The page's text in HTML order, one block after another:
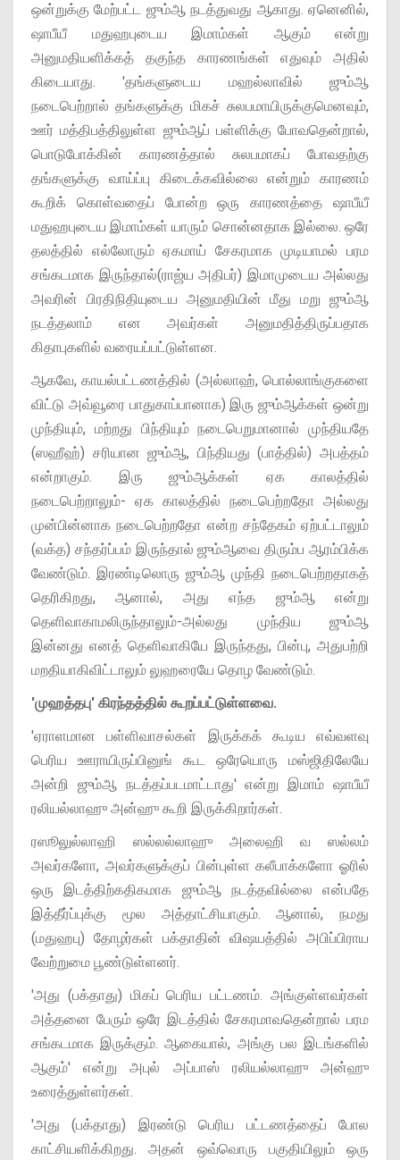
ஒன்றுக்கு மேற்பட்ட ஜும்ஆ நடத்துவது ஆகாது. ஏனெனில்,
ஷாபீயீ மதுஹபுடைய இமாம்கள் ஆகும் என்று
அனுமதியளிக்கத் தகுந்த காரணங்கள் எதுவும் அதில்
கிடையாது. 'தங்களுடைய மஹல்லாவில் ஜும்ஆ
நடைபெற்றால் தங்களுக்கு மிகச் சுலபமாயிருக்குமெனவும்,
ஊர் மத்திபத்திலுள்ள ஜும்ஆப் பள்ளிக்கு போவதென்றால்,
பொடுபோக்கின் காரணத்தால் சுலபமாகப் போவதற்கு
தங்களுக்கு வாய்ப்பு கிடைக்கவில்லை என்றும் காரணம்
கூறிக் கொள்வதைப் போன்ற ஒரு காரணத்தை ஷாபீயீ
மதுஹபுடைய இமாம்கள் யாரும் சொன்னதாக இல்லை. ஒரே
தலத்தில் எல்லோரும் ஏகமாய் சேகரமாக முடியாமல் பரம
சங்கடமாக இருந்தால்(ராஜ்ய அதிபர்) இமாமுடைய அல்லது
அவரின் பிரதிநிதியுடைய அனுமதியின் மீது மறு ஜும்ஆ
நடத்தலாம் என அவர்கள் அனுமதித்திருப்பதாக
கிதாபுகளில் வரையப்பட்டுள்ளன.
ஆகவே, காயல்பட்டணத்தில் (அல்லாஹ், பொல்லாங்குகளை
விட்டு அவ்வூரை பாதுகாப்பானாக) இரு ஜும்ஆக்கள் ஒன்று
முந்தியும், மற்றது பிந்தியும் நடைபெறுமானால் முந்தியதே
(ஸஹீஹ்) சரியான ஜும்ஆ, பிந்தியது (பாத்தில்) அபத்தம்
என்றாகும். இரு ஜும்ஆக்கள் ஏக காலத்தில்
நடைபெற்றாலும்- ஏக காலத்தில் நடைபெற்றதோ அல்லது
முன்பின்னாக நடைபெற்றதோ என்ற சந்தேகம் ஏற்பட்டாலும்
(வக்த) சந்தர்ப்பம் இருந்தால் ஜும்ஆவை திரும்ப ஆரம்பிக்க
வேண்டும். இரண்டிலொரு ஜும்ஆ முந்தி நடைபெற்றதாகத்
தெரிகிறது, ஆனால், அது எந்த ஜும்ஆ என்று
தெளிவாகாமலிருந்தாலும்-அல்லது முந்திய ஜும்ஆ
இன்னது எனத் தெளிவாகியே இருந்தது, பின்பு, அதுபற்றி
மறதியாகிவிட்டாலும் லுஹரையே தொழ வேண்டும்.
'முஹத்தபு' கிரந்தத்தில் கூறப்பட்டுள்ளவை.
'ஏராளமான பள்ளிவாசல்கள் இருக்கக் கூடிய எவ்வளவு
பெரிய ஊராயிருப்பினுங் கூட ஒரேயொரு மஸ்ஜிதிலேயே
அன்றி ஜும்ஆ நடத்தப்படமாட்டாது' என்று இமாம் ஷாபீயீ
ரலியல்லாஹு அன்ஹு கூறி இருக்கிறார்கள்.
ரஸூலுல்லாஹி ஸல்லல்லாஹு அலைஹி வ ஸல்லம்
அவர்களோ, அவர்களுக்குப் பின்புள்ள கலீபாக்களோ ஓரில்
ஒரு இடத்திற்கதிகமாக ஜும்ஆ நடத்தவில்லை என்பதே
இத்தீர்ப்புக்கு மூல அத்தாட்சியாகும். ஆனால், நமது
(மதுஹபு) தோழர்கள் பக்தாதின் விஷயத்தில் அபிப்பிராய
வேற்றுமை பூண்டுள்ளனர்.
'அது (பக்தாது) மிகப் பெரிய பட்டணம். அங்குள்ளவர்கள்
அத்தனை பேரும் ஒரே இடத்தில் சேகரமாவதென்றால் பரம
சங்கடமாக இருக்கும். ஆகையால், அங்கு பல இடங்களில்
ஆகும்' என்று அபுல் அப்பாஸ் ரலியல்லாஹு அன்ஹு
உரைத்துள்ளர்கள்.
'அது (பக்தாது) இரண்டு பெரிய பட்டணத்தைப் போல
காட்சியளிக்கிறது. அதன் ஒவ்வொரு பகுதியிலும் ஒரு